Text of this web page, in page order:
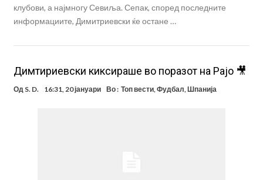
клубови, а најмногу Севиља. Сепак, според последните
информациите, Димитриевски ќе остане …
Димтириевски киксираше во поразот на Рајо 🎥
Од S. D. 16:31, 20 јануари Во : Топ вести,Фудбал,Шпанија